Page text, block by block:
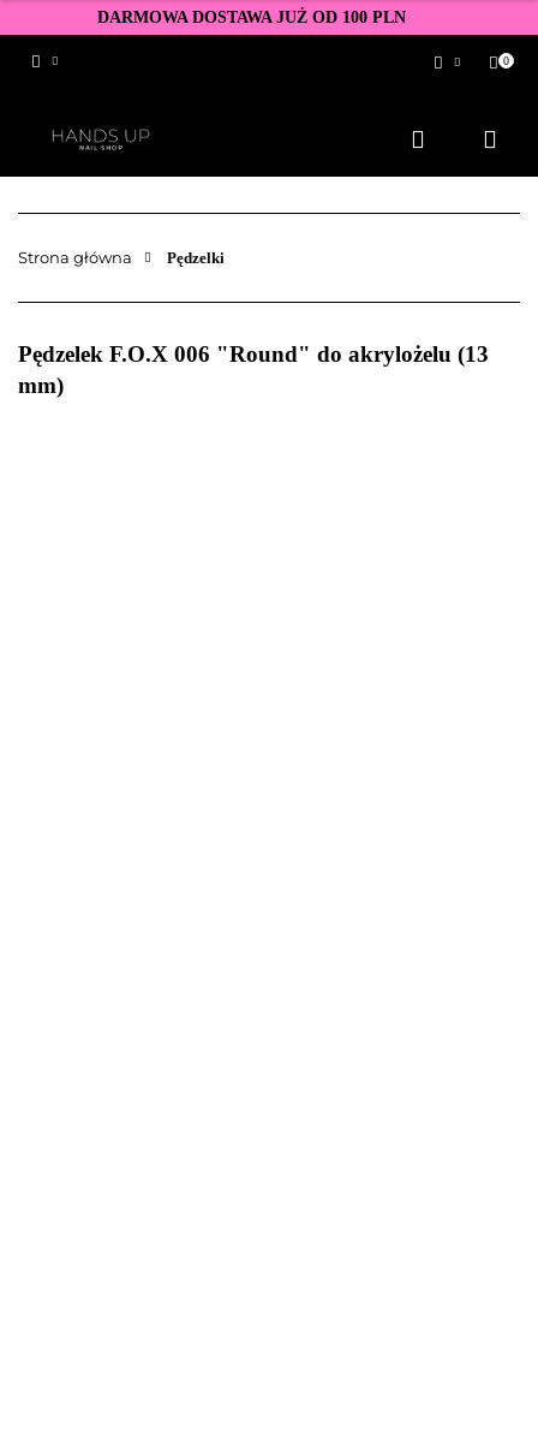
DARMOWA DOSTAWA JUŻ OD 100 PLN
Zarejestruj się
Dodaj zgłoszenie
Zgody cookies
0
Strona główna Pędzelki
Pędzelek F.O.X 006 "Round" do akrylożelu (13
mm)